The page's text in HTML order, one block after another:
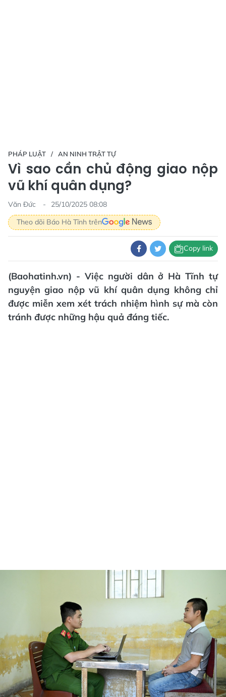
PHÁP LUẬT AN NINH TRẬT TỰ
Vì sao cần chủ động giao nộp
vũ khí quân dụng?
Văn Đức
25/10/2025 08:08
Theo dõi Báo Hà Tĩnh trên
Copy link
(Baohatinh.vn) - Việc người dân ở Hà Tĩnh tự
nguyện giao nộp vũ khí quân dụng không chỉ
được miễn xem xét trách nhiệm hình sự mà còn
tránh được những hậu quả đáng tiếc.